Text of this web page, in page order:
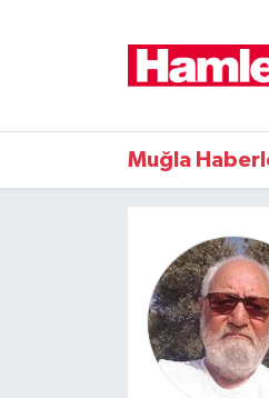
Muğla
Muğla Haber
Muğla Nöbetçi
Muğla Trafik Yoğunluk
Süper Lig Puan
Tüm Manşetler